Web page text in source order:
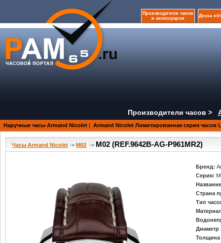
Производители часов
и аксессуаров
Доска
Производители часов >
Наручные часы Armand Nicolet | Armand Nicolet Лимитированная серия часов
Часы Armand Nicolet -> M02 -> M02 (REF.9642B-AG-P961MR2)
Бренд:
Серия:
Страна
Тип
Диаметр